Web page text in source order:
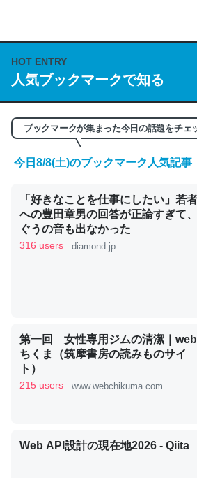
https://
/064121
─GPTの仕組みと限界についての考察（１）
くらい。小説でいう「ずっと前の伏
ど、短期記憶というには多い分量。進
かりやすく強くなりそう
─GPTの仕組みと限界についての考察（１）
昆虫ってカルシウム少ないのか。知
コオロギのカルシウム分はエビの600
─ニュース :: 【研究発表】昆虫学の大問題＝
いのか」に関する新仮説
論文では「淡水はカルシウムも酸素も
HOT ENTRY
人気ブックマークで知る
ブックマークが集まった今日の話題をチェ
今日8/8(土)のブックマーク人気記事
「好きなことを仕事にしたい」若者
への豊田章男の回答が正論すぎて、
ぐうの音も出なかった
316 users diamond.jp
第一回 女性専用ジムの清潔｜web
ちくま（筑摩書房の読みものサイ
ト）
215 users www.webchikuma.com
Web API設計の現在地2026 - Qiita